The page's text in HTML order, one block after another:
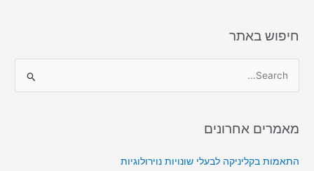
חיפוש באתר
rמאמרים אחרונים
התאמות בקליניקה לבעלי שונויות נוירולוגיות